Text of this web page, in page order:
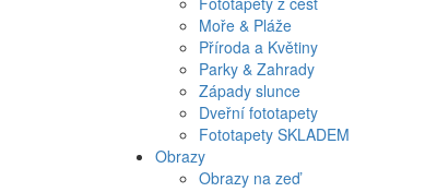
Moře & Pláže
Příroda a Květiny
Parky & Zahrady
Západy slunce
Dveřní fototapety
Fototapety SKLADEM
Obrazy
Obrazy na zeď